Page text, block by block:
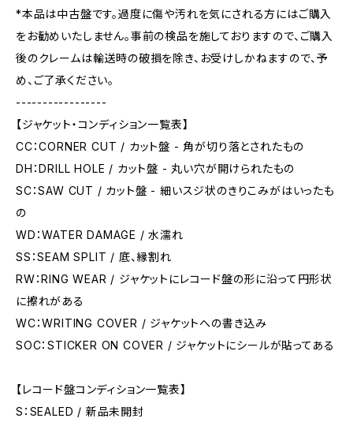
*本品は中古盤です。過度に傷や汚れを気にされる方にはご購入
をお勧めいたしません。事前の検品を施しておりますので、ご購入
後のクレームは輸送時の破損を除き、お受けしかねますので、予
め、ご了承ください。
-----------------
【ジャケット・コンディション一覧表】
CC：CORNER CUT / カット盤 - 角が切り落とされたもの
DH：DRILL HOLE / カット盤 - 丸い穴が開けられたもの
SC：SAW CUT / カット盤 - 細いスジ状のきりこみがはいったも
の
WD：WATER DAMAGE / 水濡れ
SS：SEAM SPLIT / 底、縁割れ
RW：RING WEAR / ジャケットにレコード盤の形に沿って円形状
に擦れがある
WC：WRITING COVER / ジャケットへの書き込み
SOC：STICKER ON COVER / ジャケットにシールが貼ってある
【レコード盤コンディション一覧表】
S：SEALED / 新品未開封